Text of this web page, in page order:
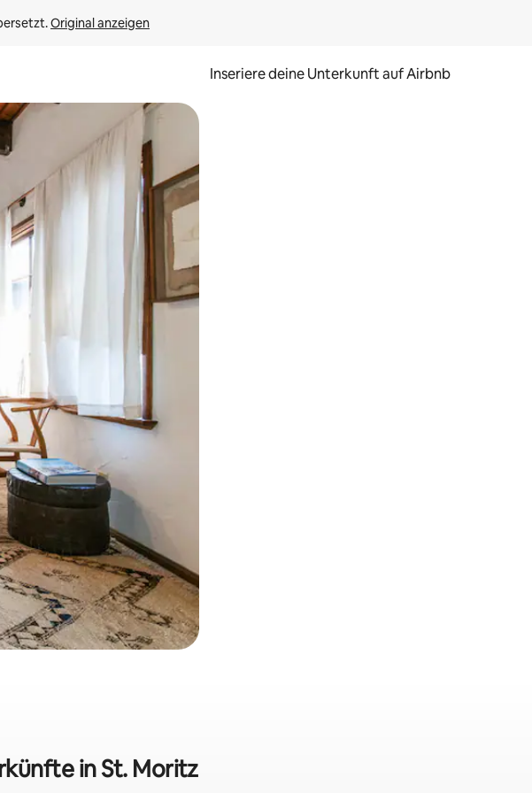
Original anzeigen
Inseriere deine Unterkunft auf Airbnb
die Ergebnisse durch Berühren oder Wischgesten.
in St. Moritz